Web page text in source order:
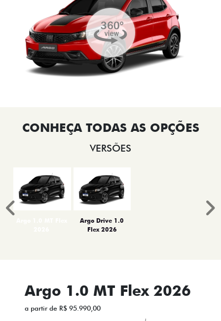
VERSÕES
Argo Drive 1.0
Flex 2026
Anterior
Argo 1.0 MT Flex 2026
a partir de R$ 95.990,00